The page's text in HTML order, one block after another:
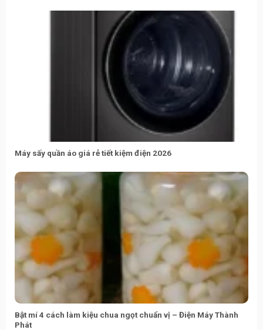
Máy sấy quần áo giá rẻ tiết kiệm điện 2026
Bật mí 4 cách làm kiệu chua ngọt chuẩn vị – Điện Máy Thành
Phát